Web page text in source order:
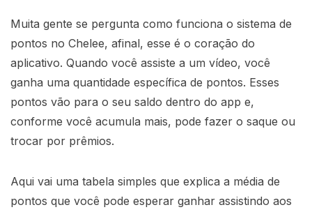
Muita gente se pergunta como funciona o sistema de
pontos no Chelee, afinal, esse é o coração do
aplicativo. Quando você assiste a um vídeo, você
ganha uma quantidade específica de pontos. Esses
pontos vão para o seu saldo dentro do app e,
conforme você acumula mais, pode fazer o saque ou
trocar por prêmios.
Aqui vai uma tabela simples que explica a média de
pontos que você pode esperar ganhar assistindo aos